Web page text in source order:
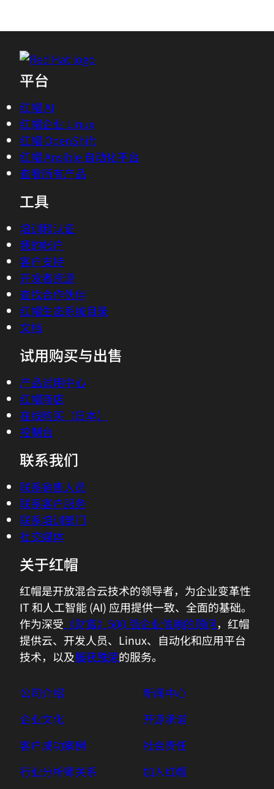
平台
红帽 AI
红帽企业 Linux
红帽 OpenShift
红帽 Ansible 自动化平台
查看所有产品
工具
培训和认证
我的帐户
客户支持
开发者资源
查找合作伙伴
红帽生态系统目录
文档
试用购买与出售
产品试用中心
红帽商店
在线购买（日本）
控制台
联系我们
联系销售人员
联系客户服务
联系培训部门
社交媒体
关于红帽
红帽是开放混合云技术的领导者，为企业变革性
IT 和人工智能 (AI) 应用提供一致、全面的基础。
作为深受 《财富》500 强企业信赖的顾问，红帽
提供云、开发人员、Linux、自动化和应用平台
技术，以及屡获殊荣的服务。
公司介绍
企业文化
客户成功案例
行业分析师关系
新闻中心
开源承诺
社会责任
加入红帽